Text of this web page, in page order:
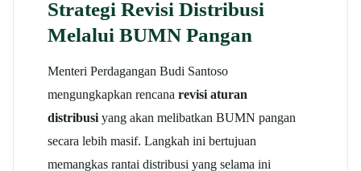
Strategi Revisi Distribusi
Melalui BUMN Pangan
Menteri Perdagangan Budi Santoso
mengungkapkan rencana revisi aturan
distribusiyang akan melibatkan BUMN pangan
secara lebih masif. Langkah ini bertujuan
memangkas rantai distribusi yang selama ini